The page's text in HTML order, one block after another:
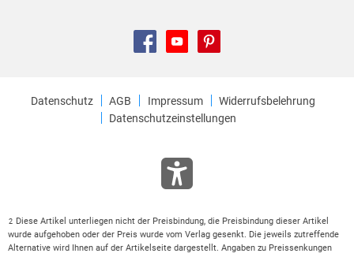
Datenschutz AGB Impressum
Widerrufsbelehrung
Datenschutzeinstellungen
2 Diese Artikel unterliegen nicht der Preisbindung, die Preisbindung dieser Artikel
wurde aufgehoben oder der Preis wurde vom Verlag gesenkt. Die jeweils zutreffende
Alternative wird Ihnen auf der Artikelseite dargestellt. Angaben zu Preissenkungen